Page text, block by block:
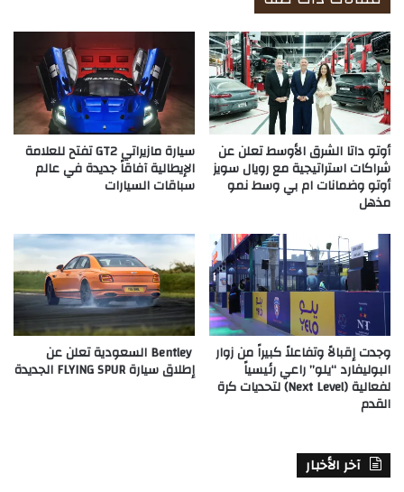
أوتو داتا الشرق الأوسط تعلن عن
شراكات استراتيجية مع رويال سويز
أوتو وضمانات ام بي وسط نمو
مذهل
سيارة مازيراتي GT2 تفتح للعلامة
الإيطالية آفاقاً جديدة في عالم
سباقات السيارات
وجدت إقبالاً وتفاعلاً كبيراً من زوار
البوليفارد “يلو” راعي رئيسياً
لفعالية (Next Level) لتحديات كرة
القدم
Bentley السعودية تعلن عن
إطلاق سيارة FLYING SPUR الجديدة
آخر الأخبار